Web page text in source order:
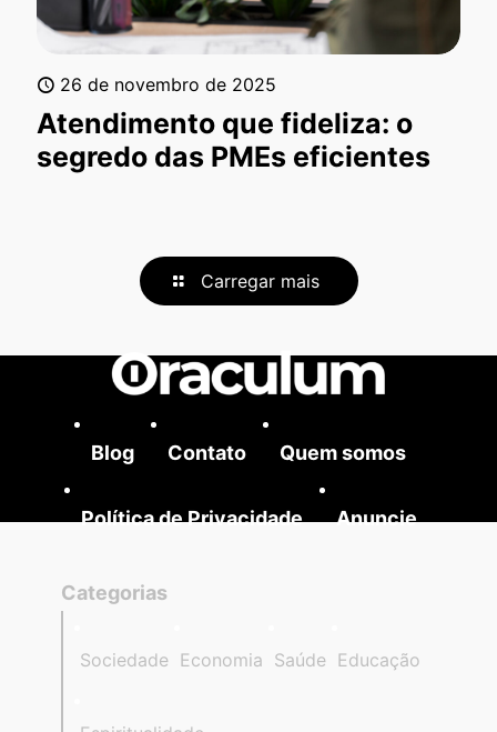
26 de novembro de 2025
Atendimento que fideliza: o
segredo das PMEs eficientes
Carregar mais
Blog Contato Quem somos
Política de Privacidade Anuncie
Categorias
Sociedade Economia Saúde Educação